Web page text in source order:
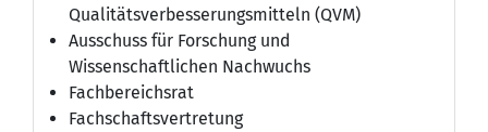
Qualitätsverbesserungsmitteln (QVM)
Ausschuss für Forschung und
Wissenschaftlichen Nachwuchs
Fachbereichsrat
Fachschaftsvertretung